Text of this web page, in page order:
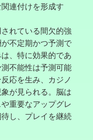
連付けを形成す
れている間欠的強
不定期かつ予測で
、特に効果的であ
不能性は予測可能
応を生み、カジノ
が見られる。脳は
重要なアップグレ
し、プレイを継続